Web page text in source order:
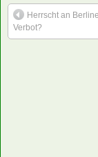
Herrscht an
Verbot?